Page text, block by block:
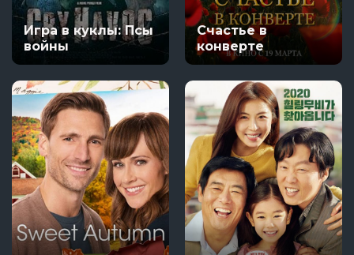
Игра в куклы: Псы
войны
Счастье в
конверте